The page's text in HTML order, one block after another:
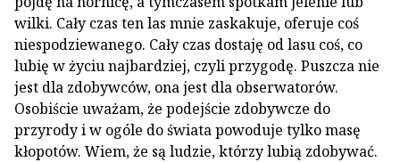
wilki. Cały czas ten las mnie zaskakuje, oferuje coś
niespodziewanego. Cały czas dostaję od lasu coś, co
lubię w życiu najbardziej, czyli przygodę. Puszcza nie
jest dla zdobywców, ona jest dla obserwatorów.
Osobiście uważam, że podejście zdobywcze do
przyrody i w ogóle do świata powoduje tylko masę
kłopotów. Wiem, że są ludzie, którzy lubią zdobywać.